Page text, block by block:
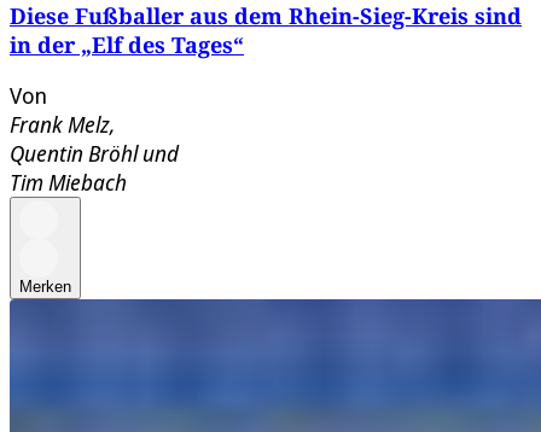
Diese Fußballer aus dem Rhein-Sieg-Kreis sind
in der „Elf des Tages“
Von
Frank Melz,
Quentin Bröhlund
Tim Miebach
Merken